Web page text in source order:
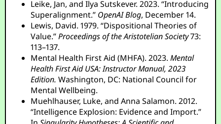
Leike, Jan, and Ilya Sutskever. 2023. “Introducing
Superalignment.” OpenAI Blog, December 14.
Lewis, David. 1979. “Dispositional Theories of
Value.”Proceedings of the Aristotelian Society73:
113–137.
Mental Health First Aid (MHFA). 2023.Mental
Health First Aid USA: Instructor Manual, 2023
Edition. Washington, DC: National Council for
Mental Wellbeing.
Muehlhauser, Luke, and Anna Salamon. 2012.
“Intelligence Explosion: Evidence and Import.”